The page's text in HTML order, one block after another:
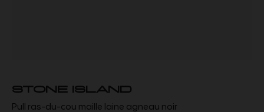
STONE ISLAND
Pull ras-du-cou maille laine agneau noir